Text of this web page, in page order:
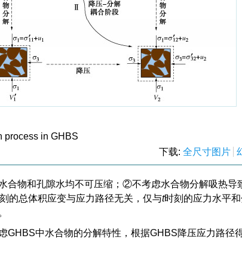
process in GHBS
下载: 全尺寸图片
合物和孔隙水均不可压缩；②不考虑水合物分解吸热导
的总体积应变与应力路径无关，仅与t时刻的应力水平
GHBS中水合物的分解特性，根据GHBS降压应力路径